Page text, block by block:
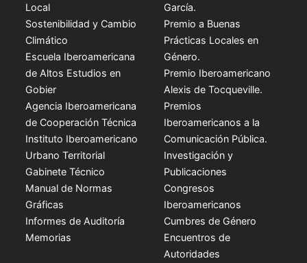
Local
Sostenibilidad y Cambio
Climático
Escuela Iberoamericana
de Altos Estudios en
Gobier
Agencia Iberoamericana
de Cooperación Técnica
Instituto Iberoamericano
Urbano Territorial
Gabinete Técnico
Manual de Normas
Gráficas
Informes de Auditoría
Memorias
García.
Premio a Buenas
Prácticas Locales en
Género.
Premio Iberoamericano
Alexis de Tocqueville.
Premios
Iberoamericanos a la
Comunicación Pública.
Investigación y
Publicaciones
Congresos
Iberoamericanos
Cumbres de Género
Encuentros de
Autoridades